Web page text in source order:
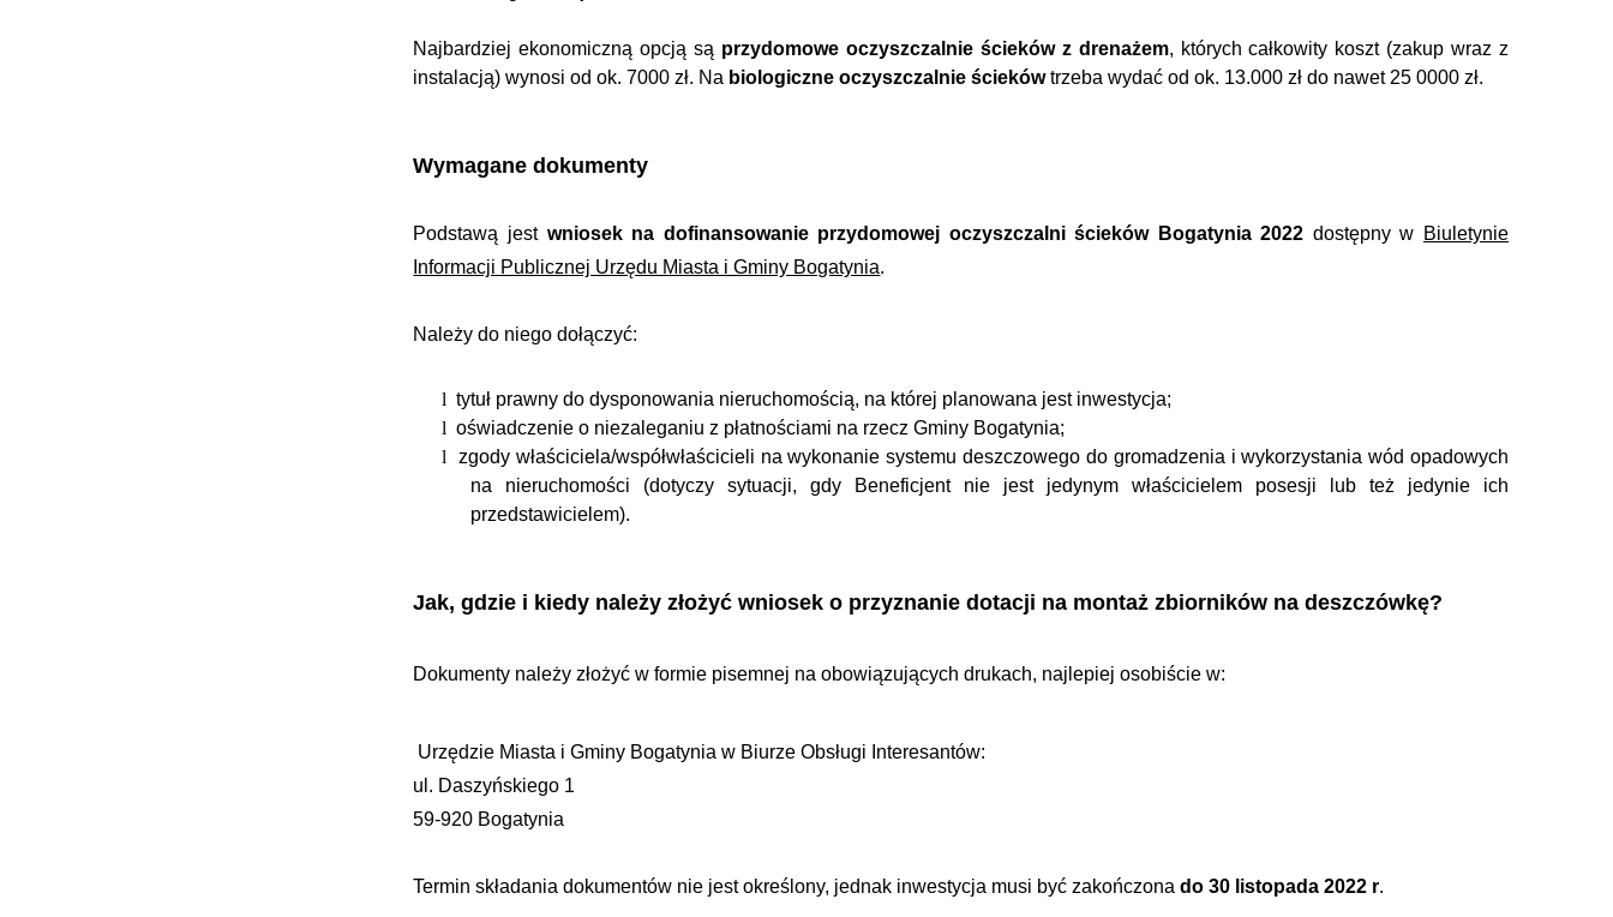
Najbardziej ekonomiczną opcją są przydomowe oczyszczalnie ścieków z drenażem, których całkowity koszt (zakup wraz z
instalacją) wynosi od ok. 7000 zł. Na biologiczne oczyszczalnie ściekówtrzeba wydać od ok. 13.000 zł do nawet 25 0000 zł.
Wymagane dokumenty
Podstawą jest wniosek na dofinansowanie przydomowej oczyszczalni ścieków Bogatynia 2022 dostępny w Biuletynie
Informacji Publicznej Urzędu Miasta i Gminy Bogatynia.
Należy do niego dołączyć:
l tytuł prawny do dysponowania nieruchomością, na której planowana jest inwestycja;
l oświadczenie o niezaleganiu z płatnościami na rzecz Gminy Bogatynia;
l
zgody właściciela/współwłaścicieli na wykonanie systemu deszczowego do gromadzenia i wykorzystania wód opadowych
na nieruchomości (dotyczy sytuacji, gdy Beneficjent nie jest jedynym właścicielem posesji lub też jedynie ich
przedstawicielem).
Jak, gdzie i kiedy należy złożyć wniosek o przyznanie dotacji na montaż zbiorników na deszczówkę?
Dokumenty należy złożyć w formie pisemnej na obowiązujących drukach, najlepiej osobiście w:
Urzędzie Miasta i Gminy Bogatynia w Biurze Obsługi Interesantów:
ul. Daszyńskiego 1
59-920 Bogatynia
Termin składania dokumentów nie jest określony, jednak inwestycja musi być zakończonado 30 listopada 2022 r.